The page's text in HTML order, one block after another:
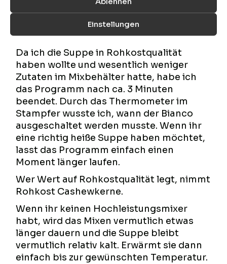
Einstellungen
Wenn der Mixbehälter komplett gefüllt
ist, habt ihr nach Ende des Programms
eine nahezu 100 Grad heiße Suppe.
Da ich die Suppe in Rohkostqualität
haben wollte und wesentlich weniger
Zutaten im Mixbehälter hatte, habe ich
das Programm nach ca. 3 Minuten
beendet. Durch das Thermometer im
Stampfer wusste ich, wann der Bianco
ausgeschaltet werden musste. Wenn ihr
eine richtig heiße Suppe haben möchtet,
lasst das Programm einfach einen
Moment länger laufen.
Wer Wert auf Rohkostqualität legt, nimmt
Rohkost Cashewkerne.
Wenn ihr keinen Hochleistungsmixer
habt, wird das Mixen vermutlich etwas
länger dauern und die Suppe bleibt
vermutlich relativ kalt. Erwärmt sie dann
einfach bis zur gewünschten Temperatur.